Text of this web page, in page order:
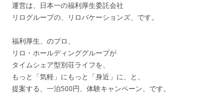
運営は、日本一の福利厚生委託会社
リログループの、リロバケーションズ、です。
福利厚生、のプロ、
リロ・ホールディンググループが
タイムシェア型別荘ライフを、
もっと「気軽」にもっと「身近」に、と、
提案する、一泊500円、体験キャンペーン、です。